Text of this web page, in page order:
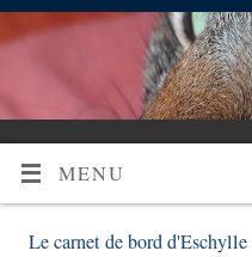
MENU
Le carnet de bord d'Eschylle